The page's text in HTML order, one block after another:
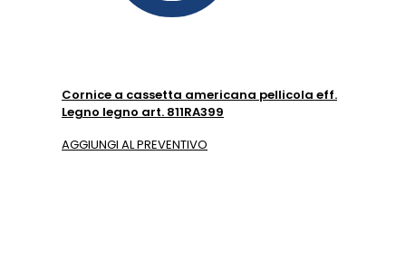
Cornice a cassetta americana pellicola eff.
Legno legno art. 811RA399
AGGIUNGI AL PREVENTIVO